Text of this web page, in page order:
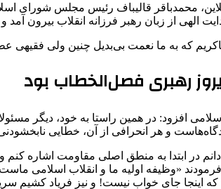
محمدباقر قالیباف رئیس مجلس شورای
الهی از زبان رهبر فرزانه انقلاب بیرون
که به ما نعمت بی‌بدیل چنین ولی فقیهی
رهبری فصل‌الخطاب بود
افزود: در همین راستا به خود، دیگر
و هر انحرافی از آن، خطایی
در ابتدا به منطق اصلی مقاومت اشاره کنم
فرمودند «وظیفه اولیه ما و انقلاب
که اینجا جای خواب نیست! و نیز فریاد کشیم